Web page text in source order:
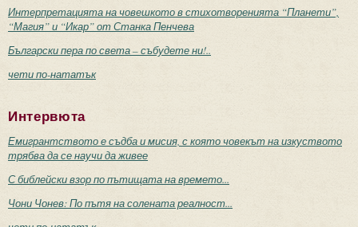
Интерпретацията на човешкото в стихотворенията “Планети”,
“Магия” и “Икар” от Станка Пенчева
Български пера по света – събудете ни!..
чети по-нататък
Интервюта
Емигрантството е съдба и мисия, с която човекът на изкуството
трябва да се научи да живее
С библейски взор по пътищата на времето...
Чони Чонев: По пътя на солената реалност...